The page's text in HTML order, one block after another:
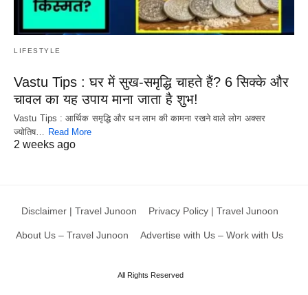
LIFESTYLE
Vastu Tips : घर में सुख-समृद्धि चाहते हैं? 6 सिक्के और
चावल का यह उपाय माना जाता है शुभ!
Vastu Tips : आर्थिक समृद्धि और धन लाभ की कामना रखने वाले लोग अक्सर
ज्योतिष… Read More
2 weeks ago
Disclaimer | Travel Junoon Privacy Policy | Travel Junoon
About Us – Travel Junoon Advertise with Us – Work with Us
All Rights Reserved